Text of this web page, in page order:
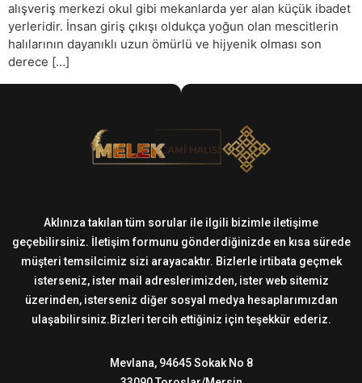
alışveriş merkezi okul gibi mekanlarda yer alan küçük ibadet
yerleridir. İnsan giriş çıkışı oldukça yoğun olan mescitlerin
halılarının dayanıklı uzun ömürlü ve hijyenik olması son
derece […]
Aklınıza takılan tüm sorular ile ilgili bizimle iletişime
geçebilirsiniz. İletişim formunu gönderdiğinizde en kısa sürede
müşteri temsilcimiz sizi arayacaktır. Bizlerle irtibata geçmek
isterseniz, ister mail adreslerimizden, ister web sitemiz
üzerinden, isterseniz diğer sosyal medya hesaplarımızdan
ulaşabilirsiniz.Bizleri tercih ettiğiniz için teşekkür ederiz.
Mevlana, 94645 Sokak No 8